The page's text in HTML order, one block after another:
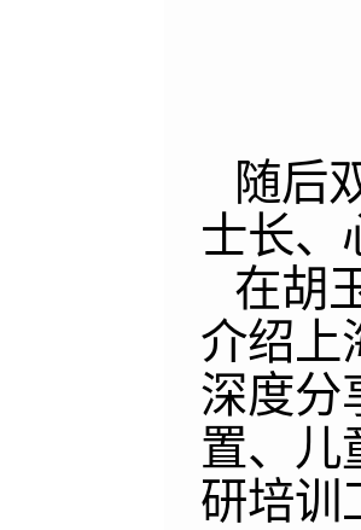
随后
士长、
在胡
介绍上
深度分
置、儿
研培训